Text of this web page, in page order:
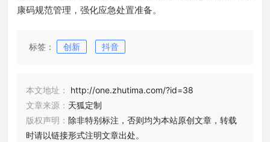
康码规范管理，强化应急处置准备。
标签： 创新 抖音
本文地址：
http://one.zhutima.com/?id=38
文章来源： 天狐定制
版权声明： 除非特别标注，否则均为本站原创文章，转载
时请以链接形式注明文章出处。